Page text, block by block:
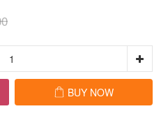
BUY NOW